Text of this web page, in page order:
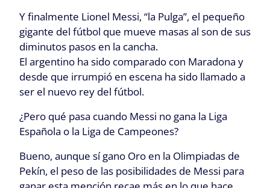
Y finalmente Lionel Messi, “la Pulga”, el pequeño
gigante del fútbol que mueve masas al son de sus
diminutos pasos en la cancha.
El argentino ha sido comparado con Maradona y
desde que irrumpió en escena ha sido llamado a
ser el nuevo rey del fútbol.
¿Pero qué pasa cuando Messi no gana la Liga
Española o la Liga de Campeones?
Bueno, aunque sí gano Oro en la Olimpiadas de
Pekín, el peso de las posibilidades de Messi para